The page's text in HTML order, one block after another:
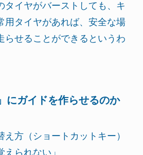
タイヤがバーストしても、キ
用タイヤがあれば、安全な場
らせることができるというわ
にガイドを作らせるのか
え方（ショートカットキー）
られない」